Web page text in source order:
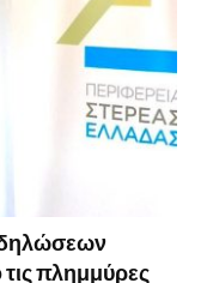
πλημμύρες